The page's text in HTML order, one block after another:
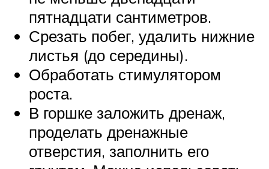
пятнадцати сантиметров.
Срезать побег, удалить нижние
листья (до середины).
Обработать стимулятором
роста.
В горшке заложить дренаж,
проделать дренажные
отверстия, заполнить его